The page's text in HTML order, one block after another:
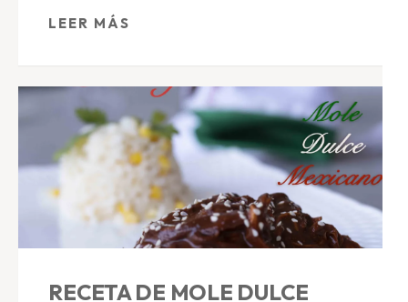
LEER MÁS
RECETA DE MOLE DULCE